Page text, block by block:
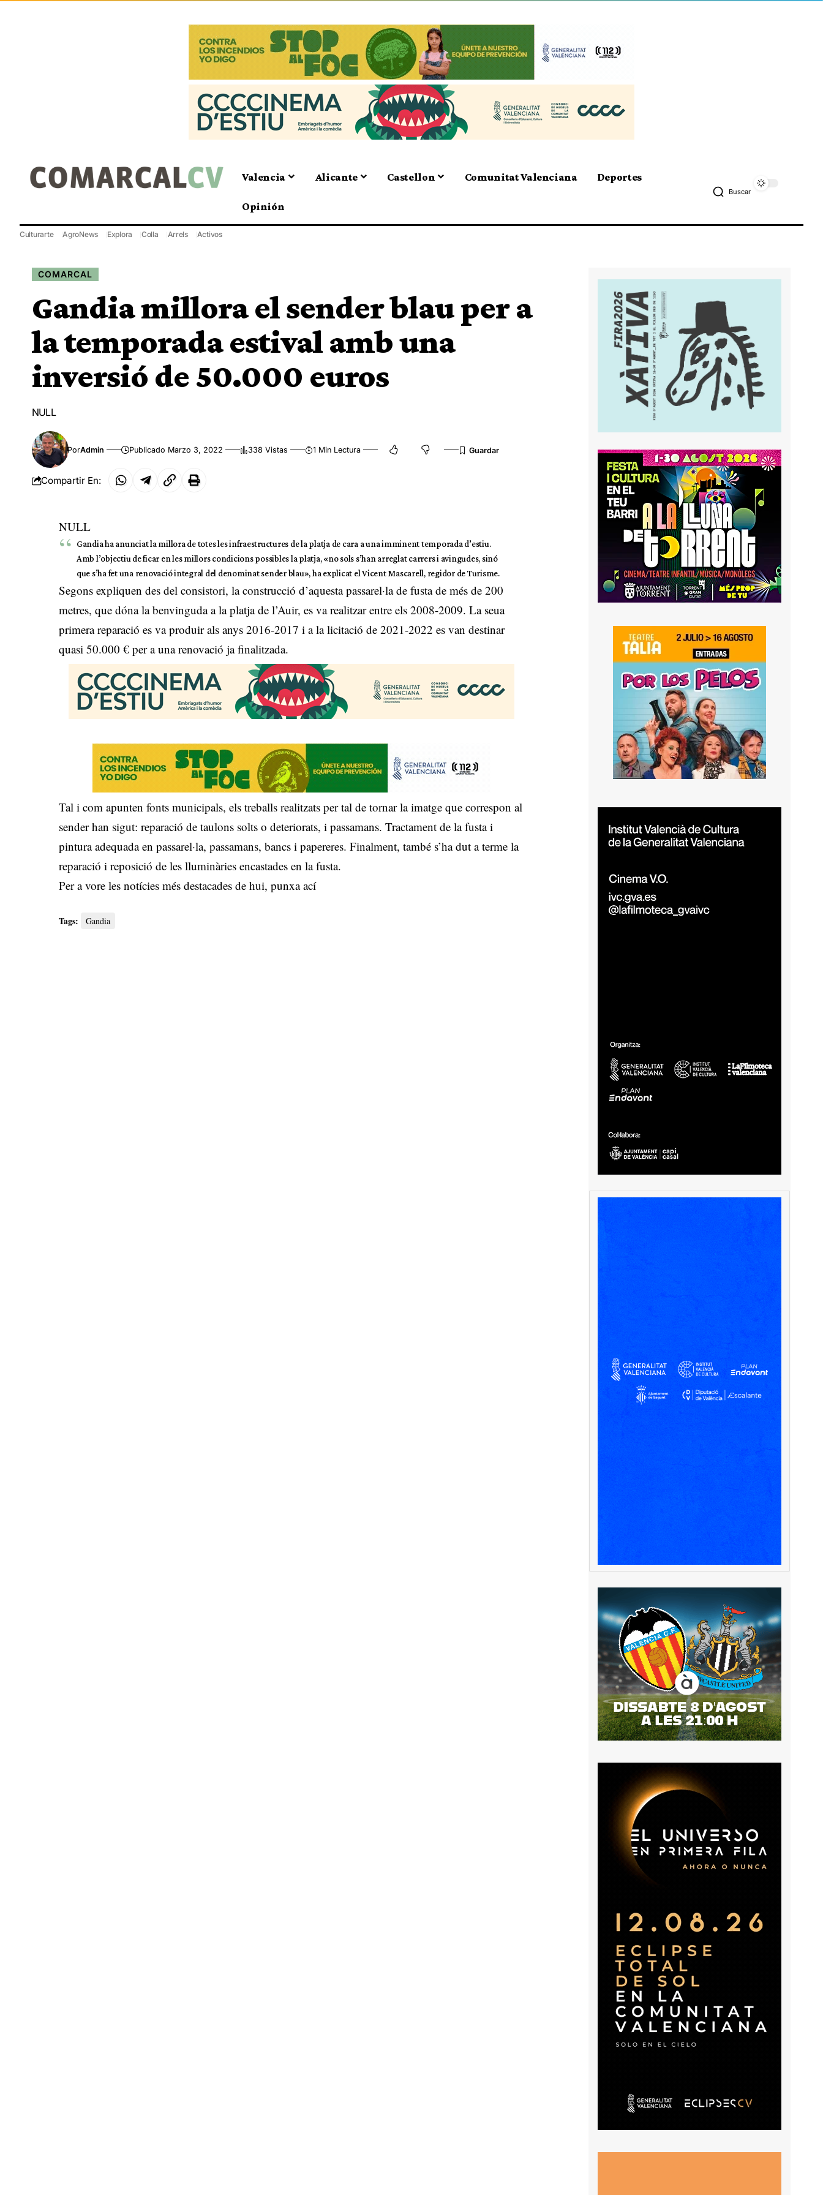
Valencia Alicante Castellon Comunitat Valenciana Deportes
Opinión
Buscar
Culturarte AgroNews Explora Colla Arrels Activos
COMARCAL
Gandia millora el sender blau per a
la temporada estival amb una
inversió de 50.000 euros
NULL
PorAdmin Publicado Marzo 3, 2022 338 Vistas 1 Min Lectura
Compartir En:
NULL
Gandia ha anunciat la millora de totes les infraestructures de la platja de cara a una imminent temporada d’estiu.
Amb l’objectiu de ficar en les millors condicions possibles la platja, «no sols s’han arreglat carrers i avingudes, sinó
que s’ha fet una renovació integral del denominat sender blau», ha explicat el Vicent Mascarell, regidor de Turisme.
Segons expliquen des del consistori, la construcció d’aquesta passarel·la de fusta de més de 200
metres, que dóna la benvinguda a la platja de l’Auir, es va realitzar entre els 2008-2009. La seua
primera reparació es va produir als anys 2016-2017 i a la licitació de 2021-2022 es van destinar
quasi 50.000 € per a una renovació ja finalitzada.
Tal i com apunten fonts municipals, els treballs realitzats per tal de tornar la imatge que correspon al
sender han sigut: reparació de taulons solts o deteriorats, i passamans. Tractament de la fusta i
pintura adequada en passarel·la, passamans, bancs i papereres. Finalment, també s’ha dut a terme la
reparació i reposició de les lluminàries encastades en la fusta.
Per a vore les notícies més destacades de hui,punxa ací
Tags: Gandia